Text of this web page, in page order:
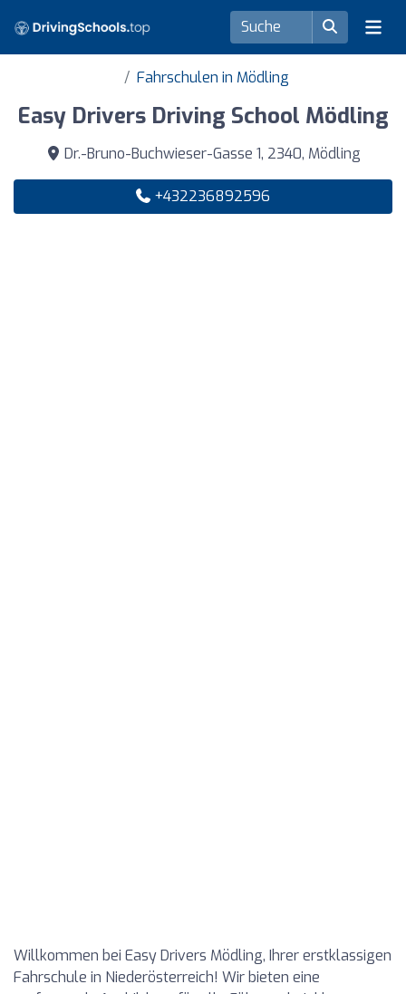
Fahrschulen in Mödling
Easy Drivers Driving School Mödling
Dr.-Bruno-Buchwieser-Gasse 1, 2340, Mödling
+432236892596
Willkommen bei Easy Drivers Mödling, Ihrer erstklassigen
Fahrschule in Niederösterreich! Wir bieten eine